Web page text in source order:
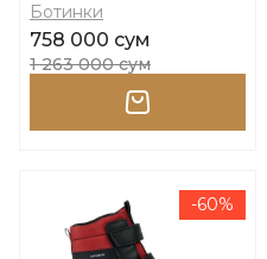
Ботинки
758 000 сум
1 263 000 сум
-60%